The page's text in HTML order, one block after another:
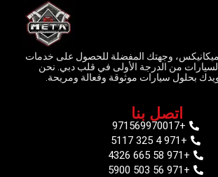
ميكانيكس، وجهتك المفضلة للحصول على خدمات
من الدرجة الأولى في قلب دبي. نحن
بحلول سيارات موثوقة وفعالة ومريحة.
اتصل بنا
+971569970017
+971 4 325 5117
+971 58 665 4326
+971 56 503 5900